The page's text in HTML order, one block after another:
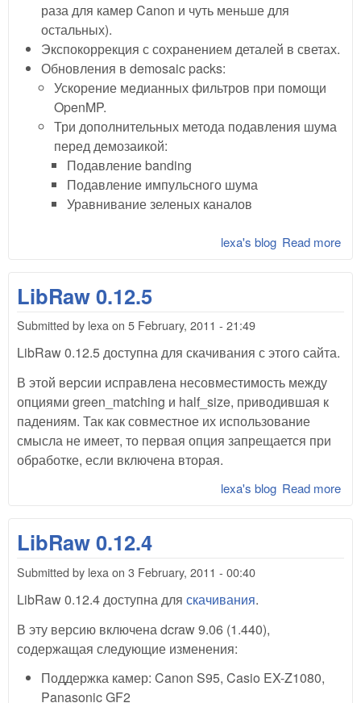
раза для камер Canon и чуть меньше для
остальных).
Экспокоррекция с сохранением деталей в светах.
Обновления в demosaic packs:
Ускорение медианных фильтров при помощи
OpenMP.
Три дополнительных метода подавления шума
перед демозаикой:
Подавление banding
Подавление импульсного шума
Уравнивание зеленых каналов
Read more
lexa's blog
LibRaw 0.12.5
Submitted by lexaon 5 February, 2011 - 21:49
LibRaw 0.12.5доступна для скачивания с этого сайта.
В этой версии исправлена несовместимость между
опциями green_matching и half_size, приводившая к
падениям. Так как совместное их использование
смысла не имеет, то первая опция запрещается при
обработке, если включена вторая.
Read more
lexa's blog
LibRaw 0.12.4
Submitted by lexaon 3 February, 2011 - 00:40
LibRaw 0.12.4 доступна для скачивания.
В эту версию включена dcraw 9.06 (1.440),
содержащая следующие изменения:
Поддержка камер: Canon S95, Casio EX-Z1080,
Panasonic GF2